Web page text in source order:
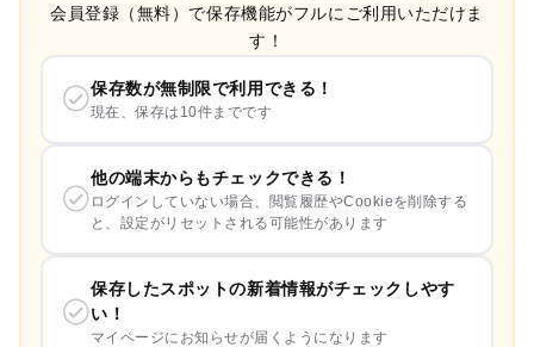
会員登録（無料）で保存機能がフルにご利用いただけま
す！
保存数が無制限で利用できる！
現在、保存は10件までです
他の端末からもチェックできる！
ログインしていない場合、閲覧履歴やCookieを削除する
と、設定がリセットされる可能性があります
保存したスポットの新着情報がチェックしやす
い！
マイページにお知らせが届くようになります